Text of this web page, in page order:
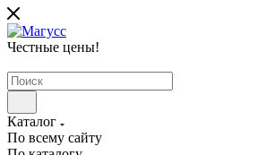
Честные цены!
Каталог
По всему сайту